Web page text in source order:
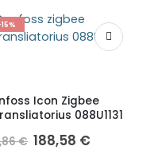
Icon Zigbee
088U1131
€ 188,58 €